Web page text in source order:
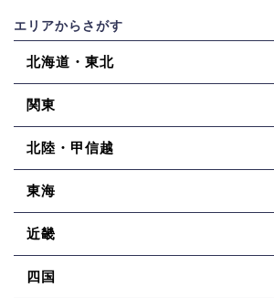
エリアからさがす
北海道・東北
関東
北陸・甲信越
東海
近畿
四国